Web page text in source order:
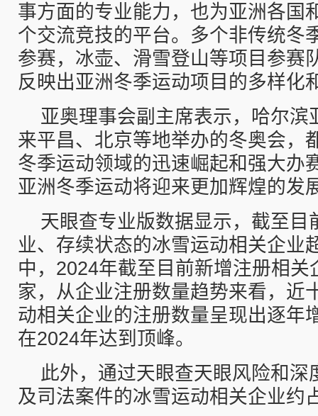
事方面的专业能力，也为亚洲各国
个交流竞技的平台。多个非传统冬
参赛，冰壶、滑雪登山等项目参赛
反映出亚洲冬季运动项目的多样化
亚奥理事会副主席表示，哈尔滨
来平昌、北京等地举办的冬奥会，
冬季运动领域的迅速崛起和强大办
亚洲冬季运动将迎来更加辉煌的发
天眼查专业版数据显示，截至目
业、存续状态的冰雪运动相关企业
中，2024年截至目前新增注册相关
家，从企业注册数量趋势来看，近
动相关企业的注册数量呈现出逐年
在2024年达到顶峰。
此外，通过天眼查天眼风险和深
及司法案件的冰雪运动相关企业约